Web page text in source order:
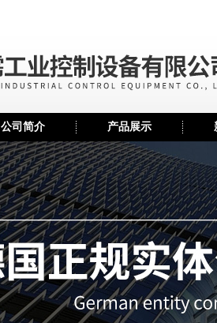
公司简介 产品展示